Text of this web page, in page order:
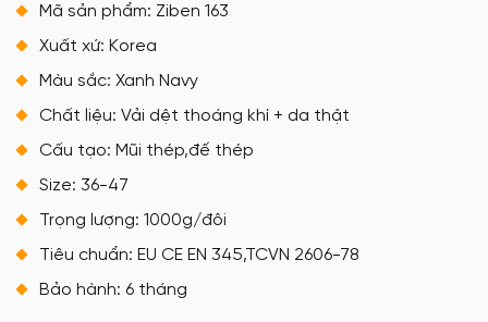
Mã sản phẩm: Ziben 163
Xuất xứ: Korea
Màu sắc: Xanh Navy
Chất liệu: Vải dệt thoáng khí + da thật
Cấu tạo: Mũi thép,đế thép
Size: 36-47
Trọng lượng: 1000g/đôi
Tiêu chuẩn: EU CE EN 345,TCVN 2606-78
Bảo hành: 6 tháng